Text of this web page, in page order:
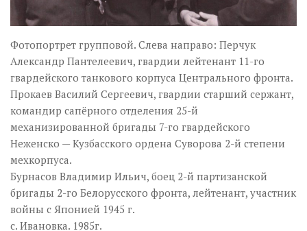
Фотопортрет групповой. Слева направо: Перчук
Александр Пантелеевич, гвардии лейтенант 11-го
гвардейского танкового корпуса Центрального фронта.
Прокаев Василий Сергеевич, гвардии старший сержант,
командир сапёрного отделения 25-й
механизированной бригады 7-го гвардейского
Неженско — Кузбасского ордена Суворова 2-й степени
мехкорпуса.
Бурнасов Владимир Ильич, боец 2-й партизанской
бригады 2-го Белорусского фронта, лейтенант, участник
войны с Японией 1945 г.
с. Ивановка. 1985г.